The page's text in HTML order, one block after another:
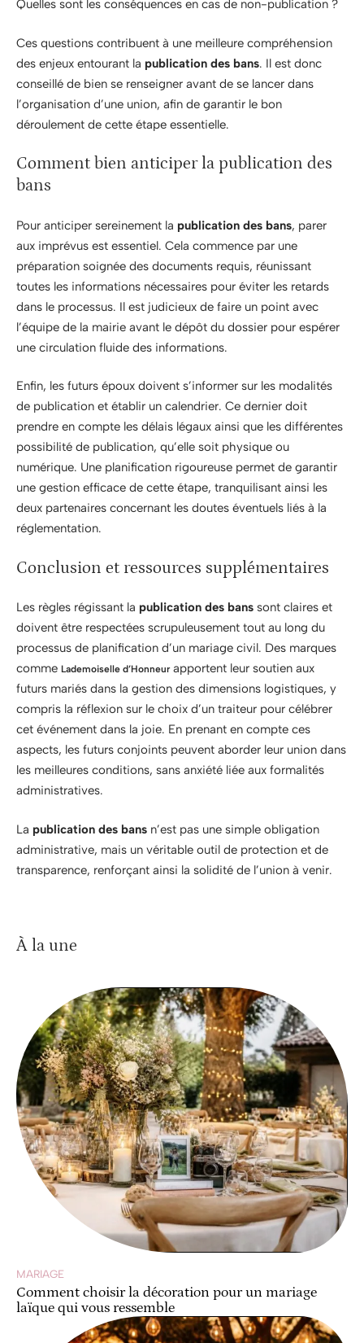
Quelles sont les conséquences en cas de non-publication ?
Ces questions contribuent à une meilleure compréhension
des enjeux entourant la publication des bans. Il est donc
conseillé de bien se renseigner avant de se lancer dans
l’organisation d’une union, afin de garantir le bon
déroulement de cette étape essentielle.
Comment bien anticiper la publication des
bans
Pour anticiper sereinement la publication des bans, parer
aux imprévus est essentiel. Cela commence par une
préparation soignée des documents requis, réunissant
toutes les informations nécessaires pour éviter les retards
dans le processus. Il est judicieux de faire un point avec
l’équipe de la mairie avant le dépôt du dossier pour espérer
une circulation fluide des informations.
Enfin, les futurs époux doivent s’informer sur les modalités
de publication et établir un calendrier. Ce dernier doit
prendre en compte les délais légaux ainsi que les différentes
possibilité de publication, qu’elle soit physique ou
numérique. Une planification rigoureuse permet de garantir
une gestion efficace de cette étape, tranquilisant ainsi les
deux partenaires concernant les doutes éventuels liés à la
réglementation.
Conclusion et ressources supplémentaires
Les règles régissant la publication des bans sont claires et
doivent être respectées scrupuleusement tout au long du
processus de planification d’un mariage civil. Des marques
comme Lademoiselle d’Honneurapportent leur soutien aux
futurs mariés dans la gestion des dimensions logistiques, y
compris la réflexion sur le choix d’un traiteur pour célébrer
cet événement dans la joie. En prenant en compte ces
aspects, les futurs conjoints peuvent aborder leur union dans
les meilleures conditions, sans anxiété liée aux formalités
administratives.
La publication des bans n’est pas une simple obligation
administrative, mais un véritable outil de protection et de
transparence, renforçant ainsi la solidité de l’union à venir.
À la une
MARIAGE
Comment choisir la décoration pour un mariage
laïque qui vous ressemble